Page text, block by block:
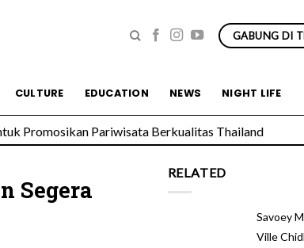
GABUNG DI
CULTURE EDUCATION NEWS NIGHT LIFE
Promosikan Pariwisata Berkualitas Thailand
Segera
RELATED
Savoey
Ville